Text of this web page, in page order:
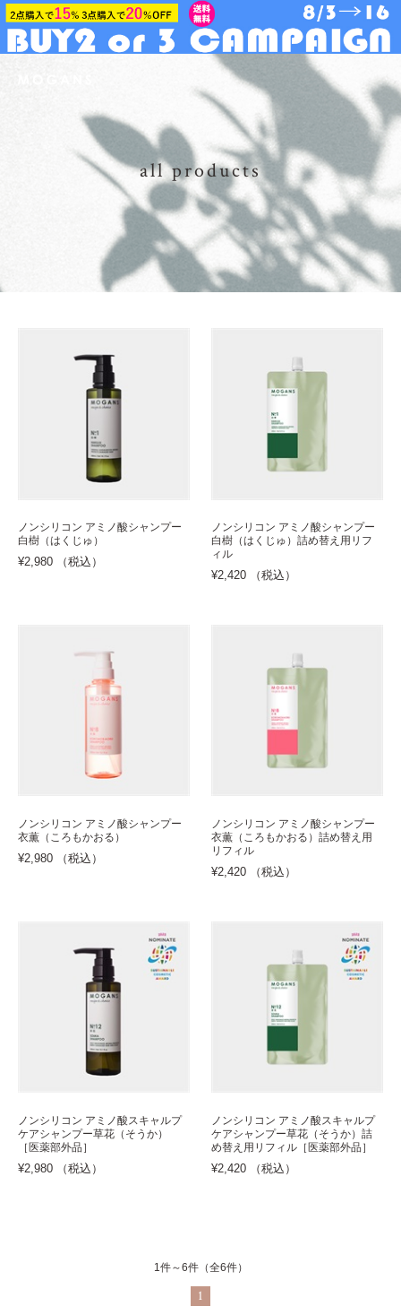
all products
ノンシリコン アミノ酸シャンプー
白樹（はくじゅ）
¥2,980 （税込）
ノンシリコン アミノ酸シャンプー
白樹（はくじゅ）詰め替え用リフ
ィル
¥2,420 （税込）
ノンシリコン アミノ酸シャンプー
衣薫（ころもかおる）
¥2,980 （税込）
ノンシリコン アミノ酸シャンプー
衣薫（ころもかおる）詰め替え用
リフィル
¥2,420 （税込）
ノンシリコン アミノ酸スキャルプ
ケアシャンプー草花（そうか）
［医薬部外品］
¥2,980 （税込）
ノンシリコン アミノ酸スキャルプ
ケアシャンプー草花（そうか）詰
め替え用リフィル［医薬部外品］
¥2,420 （税込）
1件～6件（全6件）
1